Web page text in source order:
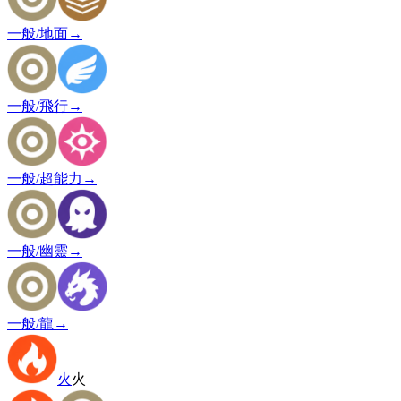
一般/地面→
一般/飛行→
一般/超能力 →
一般/幽靈 →
一般/龍 →
火火